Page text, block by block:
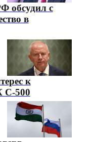
обсудил с
в
к
С-500